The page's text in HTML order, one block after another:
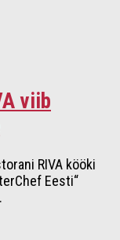
viib
RIVA kööki
Eesti“